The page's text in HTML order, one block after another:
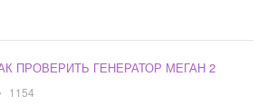
ПРОВЕРИТЬ ГЕНЕРАТОР МЕГАН 2
1154